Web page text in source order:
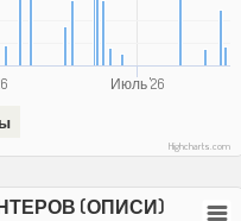
Июль '26
Highcharts.com
(ОПИСИ)